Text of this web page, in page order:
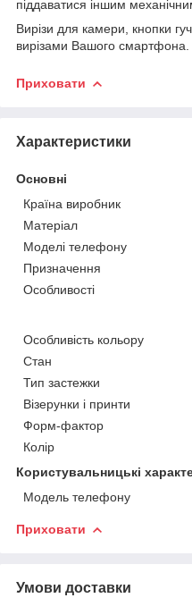
піддаватися іншим
Вирізи для камери, кнопки
вирізами Вашого смартфона.
Приховати
Характеристики
Основні
Країна виробник
Матеріал
Моделі телефону
Призначення
Особливості
Особливість кольору
Стан
Тип застежки
Візерунки і принти
Форм-фактор
Колір
Користувальницькі
Модель телефону
Приховати
Умови доставки